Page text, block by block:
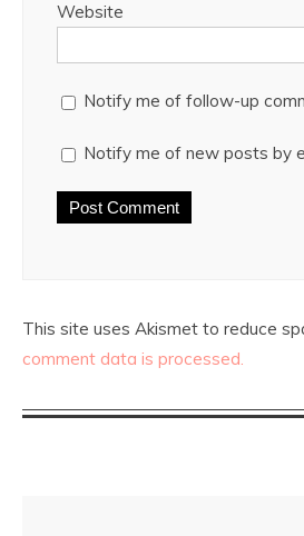
Website
Notify me of follow-up
Notify me of new posts by
This site uses Akismet to reduce
comment data is processed.